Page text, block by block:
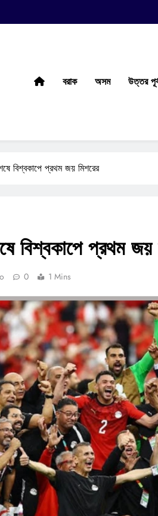
বরাক অসম উত্তর
বিশ্বকাপে প্রথম জয় মিশরের
বিশ্বকাপে প্রথম জয়
0 1 Mins